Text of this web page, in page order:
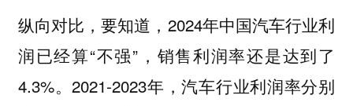
纵向对比，要知道，2024年中国汽车行业利
润已经算“不强”，销售利润率还是达到了
4.3%。2021-2023年，汽车行业利润率分别